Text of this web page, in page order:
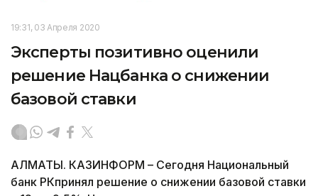
19:31, 03 Апреля 2020
Эксперты позитивно оценили
решение Нацбанка о снижении
базовой ставки
АЛМАТЫ. КАЗИНФОРМ – Сегодня Национальный
банк РКпринял решение о снижении базовой ставки